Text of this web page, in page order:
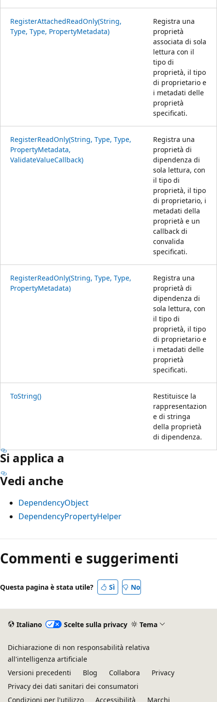
RegisterAttachedReadOnly(String,
Type, Type, PropertyMetadata)
Registra una
proprietà
associata di sola
lettura con il
tipo di
proprietà, il tipo
di proprietario e
i metadati delle
proprietà
specificati.
RegisterReadOnly(String, Type, Type,
PropertyMetadata,
ValidateValueCallback)
Registra una
proprietà di
dipendenza di
sola lettura, con
il tipo di
proprietà, il tipo
di proprietario, i
metadati della
proprietà e un
callback di
convalida
specificati.
RegisterReadOnly(String, Type, Type,
PropertyMetadata)
Registra una
proprietà di
dipendenza di
sola lettura, con
il tipo di
proprietà, il tipo
di proprietario e
i metadati delle
proprietà
specificati.
ToString()
Restituisce la
rappresentazion
e di stringa
della proprietà
di dipendenza.
Si applica a
Vedi anche
DependencyObject
DependencyPropertyHelper
Commenti e suggerimenti
Questa pagina è stata utile? Sì No
Italiano Scelte sulla privacy Tema
Dichiarazione di non responsabilità relativa
all'intelligenza artificiale
Versioni precedenti
Blog Collabora
Privacy
Privacy dei dati sanitari dei consumatori
Condizioni per l'utilizzo
Accessibilità Marchi